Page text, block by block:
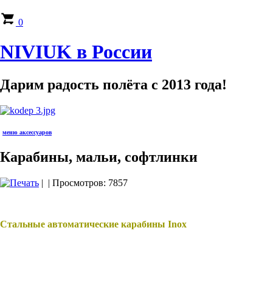
0
NIVIUK в России
Дарим радость полёта с 2013 года!
меню аксессуаров
Карабины, мальи, софтлинки
| | Просмотров: 7857
Стальные автоматические карабины Inox